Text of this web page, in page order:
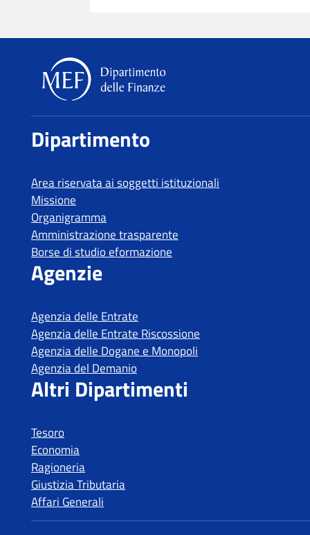
Dipartimento delle Finanze
Dipartimento
Area riservata ai soggetti istituzionali
Missione
Organigramma
Amministrazione trasparente
Borse di studio eformazione
Agenzie
Agenzia delle Entrate
Agenzia delle Entrate Riscossione
Agenzia delle Dogane e Monopoli
Agenzia del Demanio
Altri Dipartimenti
Tesoro
Economia
Ragioneria
Giustizia Tributaria
Affari Generali